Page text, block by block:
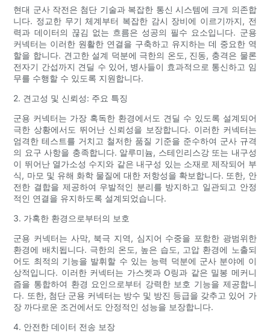
현대 군사 작전은 첨단 기술과 복잡한 통신 시스템에 크게 의존합
니다. 정교한 무기 체계부터 복잡한 감시 장비에 이르기까지, 전
력과 데이터의 끊김 없는 흐름은 성공의 필수 요소입니다. 군용
커넥터는 이러한 원활한 연결을 구축하고 유지하는 데 중요한 역
할을 합니다. 견고한 설계 덕분에 극한의 온도, 진동, 충격은 물론
전자기 간섭까지 견딜 수 있어, 병사들이 효과적으로 통신하고 임
무를 수행할 수 있도록 지원합니다.
2. 견고성 및 신뢰성: 주요 특징
군용 커넥터는 가장 혹독한 환경에서도 견딜 수 있도록 설계되어
극한 상황에서도 뛰어난 신뢰성을 보장합니다. 이러한 커넥터는
엄격한 테스트를 거치고 철저한 품질 기준을 준수하여 군사 규격
의 요구 사항을 충족합니다. 알루미늄, 스테인리스강 또는 내구성
이 뛰어난 열가소성 수지와 같은 내구성 있는 소재로 제작되어 부
식, 마모 및 유해 화학 물질에 대한 저항성을 확보합니다. 또한, 안
전한 결합을 제공하여 우발적인 분리를 방지하고 일관되고 안정
적인 연결을 유지하도록 설계되었습니다.
3. 가혹한 환경으로부터의 보호
군용 커넥터는 사막, 북극 지역, 심지어 수중을 포함한 광범위한
환경에 배치됩니다. 극한의 온도, 높은 습도, 고압 환경에 노출되
어도 최적의 기능을 발휘할 수 있는 능력 덕분에 군사 분야에 이
상적입니다. 이러한 커넥터는 가스켓과 O링과 같은 밀봉 메커니
즘을 통합하여 환경 요인으로부터 강력한 보호 기능을 제공합니
다. 또한, 첨단 군용 커넥터는 방수 및 방진 등급을 갖추고 있어 가
장 까다로운 조건에서도 안정적인 성능을 보장합니다.
4. 안전한 데이터 전송 보장